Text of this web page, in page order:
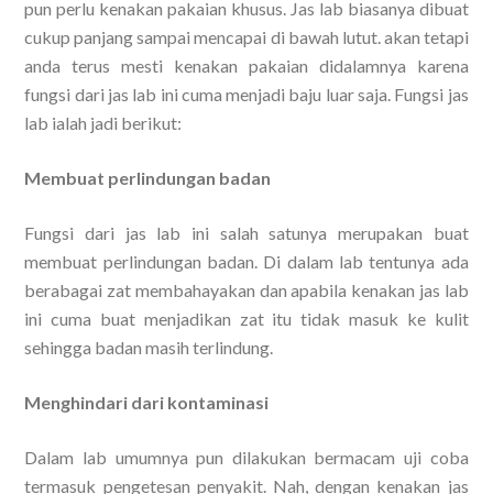
pun perlu kenakan pakaian khusus. Jas lab biasanya dibuat
cukup panjang sampai mencapai di bawah lutut. akan tetapi
anda terus mesti kenakan pakaian didalamnya karena
fungsi dari jas lab ini cuma menjadi baju luar saja. Fungsi jas
lab ialah jadi berikut:
Membuat perlindungan badan
Fungsi dari jas lab ini salah satunya merupakan buat
membuat perlindungan badan. Di dalam lab tentunya ada
berabagai zat membahayakan dan apabila kenakan jas lab
ini cuma buat menjadikan zat itu tidak masuk ke kulit
sehingga badan masih terlindung.
Menghindari dari kontaminasi
Dalam lab umumnya pun dilakukan bermacam uji coba
termasuk pengetesan penyakit. Nah, dengan kenakan jas